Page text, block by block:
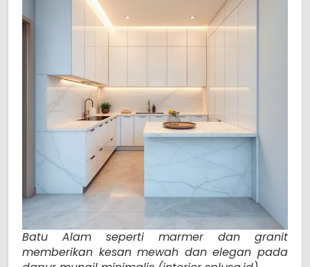
Batu Alam seperti marmer dan granit
memberikan kesan mewah dan elegan pada